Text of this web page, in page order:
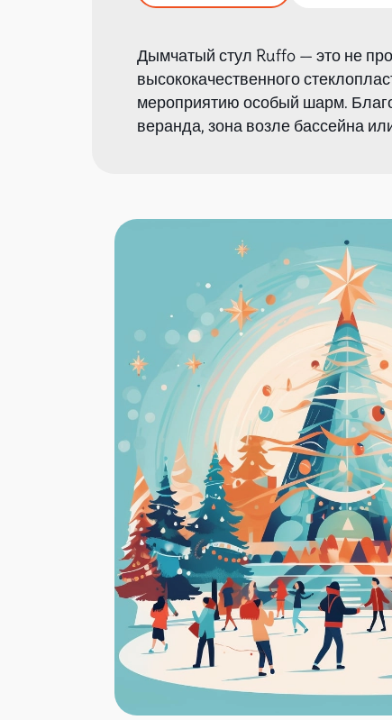
Дымчатый стул Ruffo — это не
высококачественного
мероприятию особый шарм.
веранда, зона возле бассейна